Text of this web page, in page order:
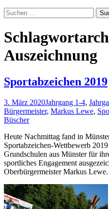
Suchen
nach:
Auszeichnung
Sportabzeichen 2019
3. März 2020Jahrgang 1-4,
Bürgermeister, Markus Lewe,
Büscher
Heute Nachmittag fand in
Sportabzeichen-Wettbewerb
Grundschulen aus Münster für
sportliches Engagement
Oberbürgermeister Markus Lewe.